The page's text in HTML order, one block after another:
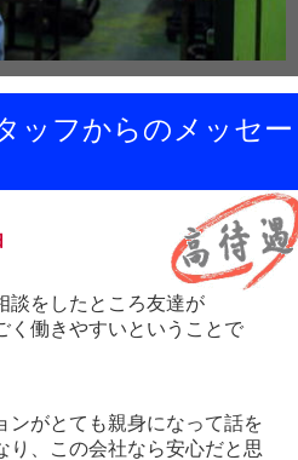
ッフからのメッセー
談をしたところ友達が
く働きやすいということで
ンがとても親身になって話を
り、この会社なら安心だと思